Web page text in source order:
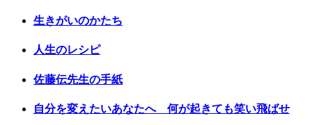
生きがいのかたち
人生のレシピ
佐藤伝先生の手紙
自分を変えたいあなたへ 何が起きても笑い飛ばせ